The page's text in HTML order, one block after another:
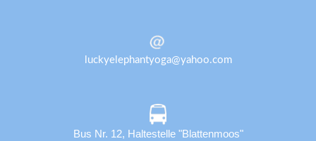
luckyelephantyoga@yahoo.com
Bus Nr. 12, Haltestelle "Blattenmoos"